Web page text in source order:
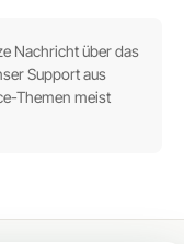
Nachricht über das
Support aus
Themen meist